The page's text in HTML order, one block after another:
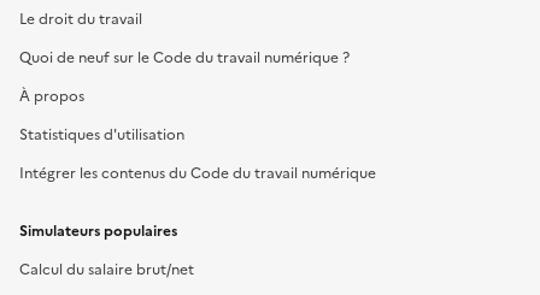
Le droit du travail
Quoi de neuf sur le Code du travail numérique ?
À propos
Statistiques d'utilisation
Intégrer les contenus du Code du travail numérique
Simulateurs populaires
Calcul du salaire brut/net